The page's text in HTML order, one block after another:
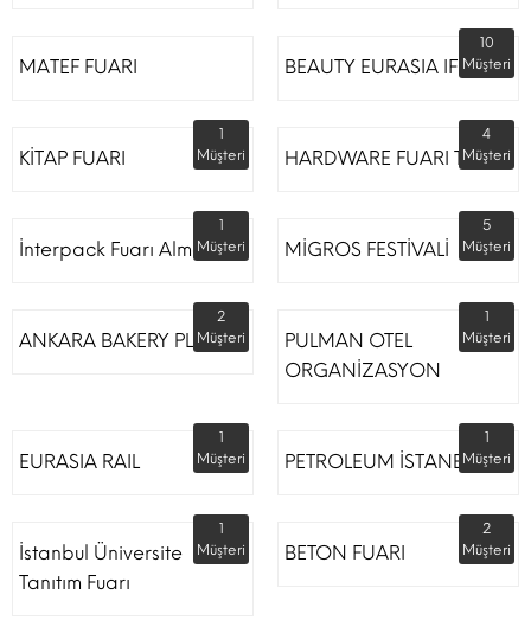
MATEF FUARI BEAUTY EURASIA IFM
10
Müşteri
KİTAP FUARI
1
Müşteri
HARDWARE FUARI TÜYAP
4
Müşteri
İnterpack Fuarı Almanya
1
Müşteri
MİGROS FESTİVALİ
5
Müşteri
ANKARA BAKERY PLUS
2
Müşteri
PULMAN OTEL
ORGANİZASYON
1
Müşteri
EURASIA RAIL
1
Müşteri
PETROLEUM İSTANBUL
1
Müşteri
İstanbul Üniversite
Tanıtım Fuarı
1
Müşteri
BETON FUARI
2
Müşteri